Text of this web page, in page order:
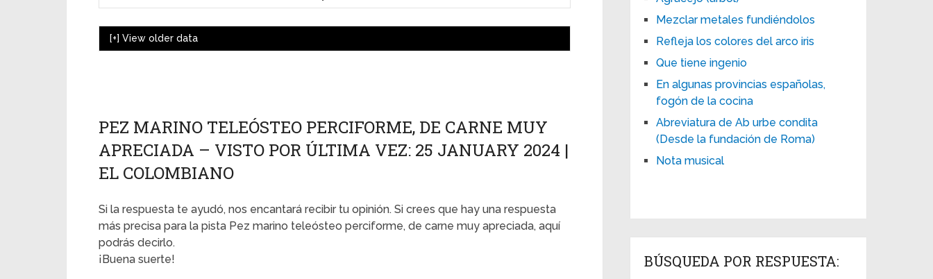
[+] View older data
PEZ MARINO TELEÓSTEO PERCIFORME, DE CARNE MUY
APRECIADA – VISTO POR ÚLTIMA VEZ: 25 JANUARY 2024 |
EL COLOMBIANO
Si la respuesta te ayudó, nos encantará recibir tu opinión. Si crees que hay una respuesta
más precisa para la pista Pez marino teleósteo perciforme, de carne muy apreciada, aquí
podrás decirlo.
¡Buena suerte!
Mezclar metales fundiéndolos
Refleja los colores del arco iris
Que tiene ingenio
En algunas provincias españolas,
fogón de la cocina
Abreviatura de Ab urbe condita
(Desde la fundación de Roma)
Nota musical
BÚSQUEDA POR RESPUESTA: